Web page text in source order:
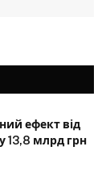
ефект від
у 13,8 млрд грн